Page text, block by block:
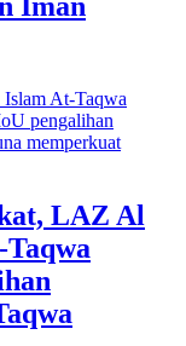
LAZ Al
Taqwa